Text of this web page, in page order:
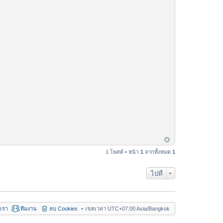
1 โพสต์ • หน้า 1 จากทั้งหมด 1
ไปที่
เขตเวลา UTC+07:00 Asia/Bangkok
ลบ Cookies
ทีมงาน
รา